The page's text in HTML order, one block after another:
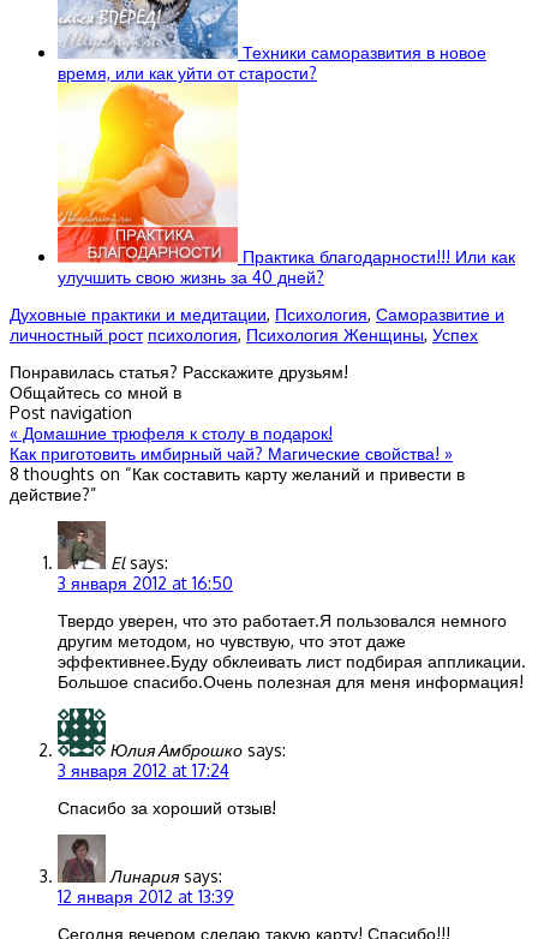
Техники саморазвития в новое
время, или как уйти от старости?
Практика благодарности!!! Или как
улучшить свою жизнь за 40 дней?
Духовные практики и медитации, Психология, Саморазвитие и
личностный рост психология, Психология Женщины, Успех
Понравилась статья? Расскажите друзьям!
Общайтесь со мной в
Post navigation
« Домашние трюфеля к столу в подарок!
Как приготовить имбирный чай? Магические свойства! »
8 thoughts on “Как составить карту желаний и привести в
действие?”
El says:
3 января 2012 at 16:50
Твердо уверен, что это работает.Я пользовался немного
другим методом, но чувствую, что этот даже
эффективнее.Буду обклеивать лист подбирая аппликации.
Большое спасибо.Очень полезная для меня информация!
Юлия Амброшко says:
3 января 2012 at 17:24
Спасибо за хороший отзыв!
Линария says:
12 января 2012 at 13:39
Сегодня вечером сделаю такую карту! Спасибо!!!